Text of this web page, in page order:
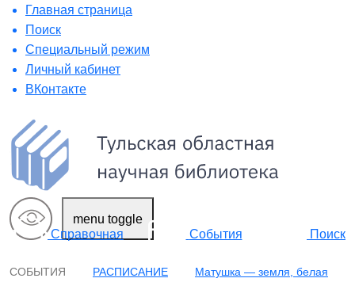
Главная страница
Поиск
Специальный режим
Личный кабинет
ВКонтакте
menu toggle
Справочная
События Поиск
СОБЫТИЯ РАСПИСАНИЕ
Матушка — земля, белая